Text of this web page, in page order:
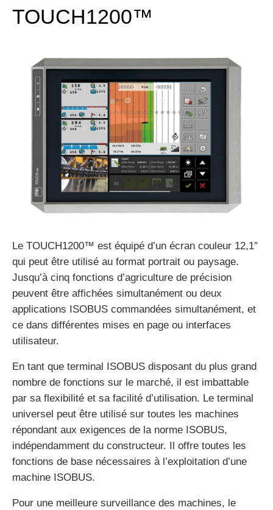
TOUCH1200™
Le TOUCH1200™ est équipé d’un écran couleur 12,1″
qui peut être utilisé au format portrait ou paysage.
Jusqu’à cinq fonctions d’agriculture de précision
peuvent être affichées simultanément ou deux
applications ISOBUS commandées simultanément, et
ce dans différentes mises en page ou interfaces
utilisateur.
En tant que terminal ISOBUS disposant du plus grand
nombre de fonctions sur le marché, il est imbattable
par sa flexibilité et sa facilité d’utilisation. Le terminal
universel peut être utilisé sur toutes les machines
répondant aux exigences de la norme ISOBUS,
indépendamment du constructeur. Il offre toutes les
fonctions de base nécessaires à l’exploitation d’une
machine ISOBUS.
Pour une meilleure surveillance des machines, le